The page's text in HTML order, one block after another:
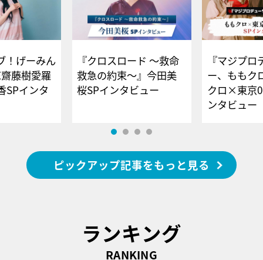
！げーみん
藤樹愛羅
SPインタ
『クロスロード ～救命
救急の約束～』今田美
桜SPインタビュー
『マジプロ
ー、ももク
クロ×東京
ンタビュー
ピックアップ記事をもっと見る
ランキング
RANKING